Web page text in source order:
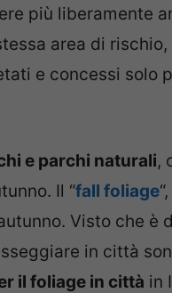
più liberamente
area di rischio,
e concessi solo
e parchi naturali,
Il “fall foliage
Visto che è
in città
il foliage in città in